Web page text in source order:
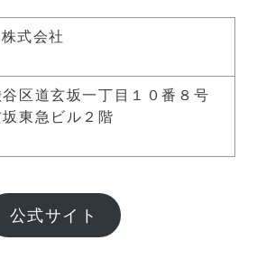
式会社
谷区道玄坂一丁目１０番８号
東急ビル２階
公式サイト